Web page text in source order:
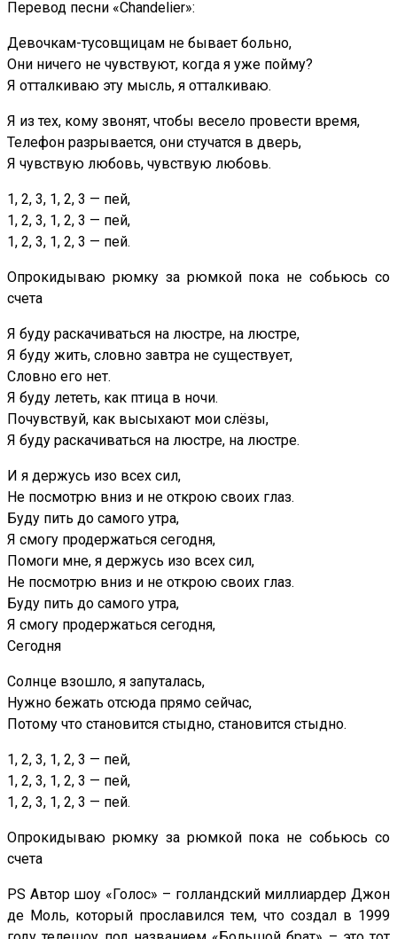
Перевод песни «Chandelier»:
Девочкам-тусовщицам не бывает больно,
Они ничего не чувствуют, когда я уже пойму?
Я отталкиваю эту мысль, я отталкиваю.
Я из тех, кому звонят, чтобы весело провести время,
Телефон разрывается, они стучатся в дверь,
Я чувствую любовь, чувствую любовь.
1, 2, 3, 1, 2, 3 — пей,
1, 2, 3, 1, 2, 3 — пей,
1, 2, 3, 1, 2, 3 — пей.
Опрокидываю рюмку за рюмкой пока не собьюсь со
счета
Я буду раскачиваться на люстре, на люстре,
Я буду жить, словно завтра не существует,
Словно его нет.
Я буду лететь, как птица в ночи.
Почувствуй, как высыхают мои слёзы,
Я буду раскачиваться на люстре, на люстре.
И я держусь изо всех сил,
Не посмотрю вниз и не открою своих глаз.
Буду пить до самого утра,
Я смогу продержаться сегодня,
Помоги мне, я держусь изо всех сил,
Не посмотрю вниз и не открою своих глаз.
Буду пить до самого утра,
Я смогу продержаться сегодня,
Сегодня
Солнце взошло, я запуталась,
Нужно бежать отсюда прямо сейчас,
Потому что становится стыдно, становится стыдно.
1, 2, 3, 1, 2, 3 — пей,
1, 2, 3, 1, 2, 3 — пей,
1, 2, 3, 1, 2, 3 — пей.
Опрокидываю рюмку за рюмкой пока не собьюсь со
счета
PS Автор шоу «Голос» – голландский миллиардер Джон
де Моль, который прославился тем, что создал в 1999